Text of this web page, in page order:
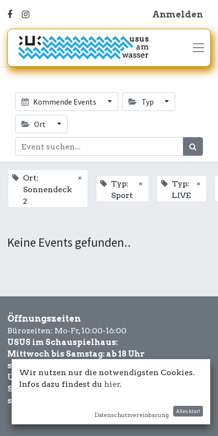
Anmelden
Kommende Events Typ
Ort
Ort:
Sonnendeck
2
×
Typ:
Sport
×
Typ:
LIVE
×
Keine Events gefunden..
Öffnungszeiten
Bürozeiten: Mo-Fr, 10:00-16:00
USUS im Schauspielhaus:
Mittwoch bis Samstag: ab 18 Uhr
sowie Eventbezogen.
USUS am Wasser:
Schönwetter-
sowie Eventbezogen.
Wir nutzen nur die notwendigsten Cookies.
Infos dazu findest du hier.
Datenschutzvereinbarung
Alles klar!